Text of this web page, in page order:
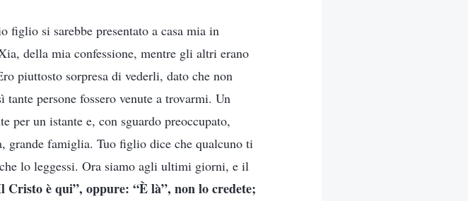
si sarebbe presentato a casa mia in
della mia confessione, mentre gli altri erano
piuttosto sorpresa di vederli, dato che non
tante persone fossero venute a trovarmi. Un
per un istante e, con sguardo preoccupato,
grande famiglia. Tuo figlio dice che qualcuno ti
lo leggessi. Ora siamo agli ultimi giorni, e il
è qui”, oppure: “È là”, non lo credete;